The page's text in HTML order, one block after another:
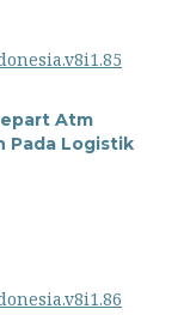
Atm
Pada Logistik